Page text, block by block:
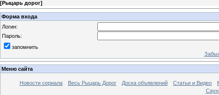
[Рыцарь дорог]
Форма входа
Логин:
Пароль:
запомнить
Меню сайта
Новости сериала Весь Рыцарь Дорог Доска объявлений Статьи и Видео